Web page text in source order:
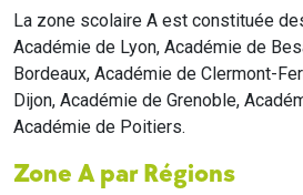
La zone scolaire A est constituée
Académie de Lyon, Académie de
Bordeaux, Académie de Clermont-
Dijon, Académie de Grenoble,
Académie de Poitiers.
Zone A par Régions